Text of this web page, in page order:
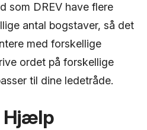
som DREV have flere
antal bogstaver, så det
med forskellige
ordet på forskellige
til dine ledetråde.
Hjælp